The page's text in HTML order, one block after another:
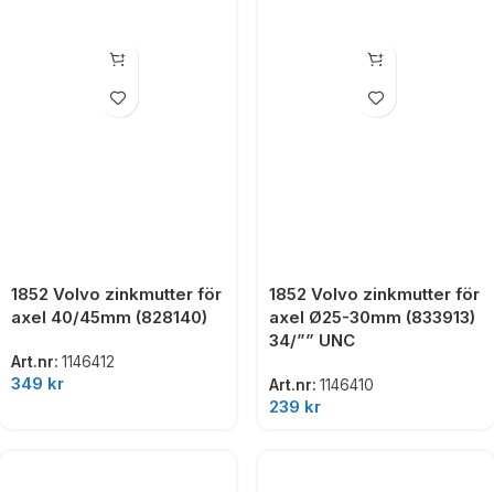
1852 Volvo zinkmutter för
axel 40/45mm (828140)
Art.nr: 1146412
349 kr
1852 Volvo zinkmutter för
axel Ø25-30mm (833913)
34/”” UNC
Art.nr: 1146410
239 kr